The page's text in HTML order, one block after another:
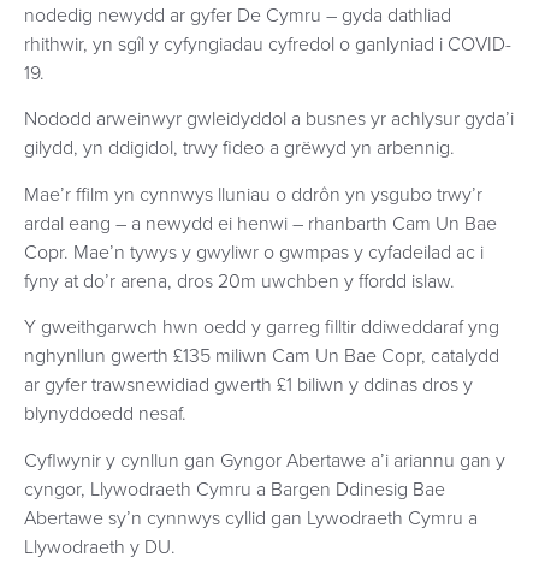
nodedig newydd ar gyfer De Cymru – gyda dathliad
rhithwir, yn sgîl y cyfyngiadau cyfredol o ganlyniad i COVID-
19.
Nododd arweinwyr gwleidyddol a busnes yr achlysur gyda’i
gilydd, yn ddigidol, trwy fideo a grëwyd yn arbennig.
Mae’r ffilm yn cynnwys lluniau o ddrôn yn ysgubo trwy’r
ardal eang – a newydd ei henwi – rhanbarth Cam Un Bae
Copr. Mae’n tywys y gwyliwr o gwmpas y cyfadeilad ac i
fyny at do’r arena, dros 20m uwchben y ffordd islaw.
Y gweithgarwch hwn oedd y garreg filltir ddiweddaraf yng
nghynllun gwerth £135 miliwn Cam Un Bae Copr, catalydd
ar gyfer trawsnewidiad gwerth £1 biliwn y ddinas dros y
blynyddoedd nesaf.
Cyflwynir y cynllun gan Gyngor Abertawe a’i ariannu gan y
cyngor, Llywodraeth Cymru a Bargen Ddinesig Bae
Abertawe sy’n cynnwys cyllid gan Lywodraeth Cymru a
Llywodraeth y DU.